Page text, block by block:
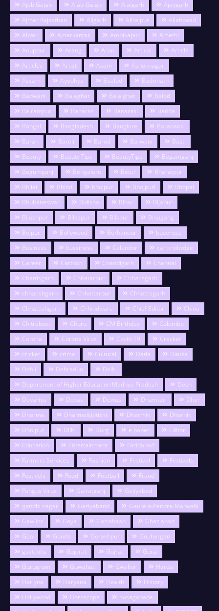
Ajab Gajab Ajab-Gajab Ajaigarh
Ajaygarh
Ajmer Rajasthan
Aligarh Alirajpur
Allahbaad
Alwar
Amarkantak Ambikapur
Amethi
Anuppur
Arang Aron Artical
Article
Articles
Artist Asam
Ashoknagar
Assam
Ayodhya Baalod
Badrinath
Badwani
Balaghat Balalghat
Balod
Balrampur
Banaras Banarasi
Banda
Bangal
Bangladesh Banglore
Barabanki
Baran
Bareli Barod Barwani
Basti
Beauty
Beauty Tips BeautyTips
Begamganj
Begumganj
Bengaluru Betul
Bharatpur
Bhilai
Bhind bhojpur Bhojpuri
Bhopal
Bhubaneswar
Bidisha Bihar
Bijapur
Bilashpur
Bilaspur Bilspur
Binagang
Bojpur
Bollywood Burhanpur
buseness
Business
bussiness Calendor
car knolwdge
Career
Cartoon Chandigarh
Channai
Chattisgarh
Chhatarpur
Chhatisgarh
chhatishgarh
Chhattarpur
Chhattisgarh
Chhattishgarh
Chhindwara Chief Editor
China
Chitrakoot
Churu CM Birthday
Colombo
Corona
Corona Virus Covid-19
Crecket
cricket
crime Cultural Datia
Dausa
Dehli
Dehradun
Delhi
Department of Higher Education Madhya Pradesh
Desh
Devariya
Devas Dewas Dhamtari
Dhar
Dharma
Dharma&Jotishi Dharmik
Dharnik
Dholpur
Dilhi Durg e paper
Editor
Education
Entertainment
Faridabad
Farmers Services
Fashion Festival
Festivals
Festivels
Food Football
Fraud
Fungus Virus
Gairatganj
Gajiyabad
gandhi nagar
Gariyaband
Gaurela-Pendra-Marwahi
Gawlior
Gaya Gaziabaad
Ghaziabad
Goa
Gonda Gorakhpur
Gouhargan
govt.jobs
Gujarat Gujrat
Guna
Gurugram
Guwahati Gwalior
Harda
Hariyna
Haryana Health
History
Hollywood
Horoscope
hosagabade